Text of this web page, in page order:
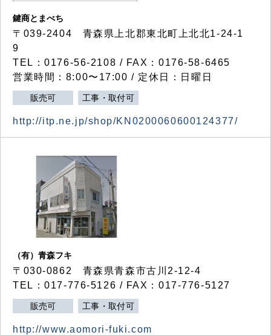
鍵商とまべち
〒039-2404 青森県上北郡東北町上北北1-24-1
9
TEL：0176-56-2108 / FAX：0176-58-6465
営業時間：8:00〜17:00 / 定休日：日曜日
販売可 工事・取付可
http://itp.ne.jp/shop/KN0200060600124377/
（有）青森フキ
〒030-0862 青森県青森市古川2-12-4
TEL：017-776-5126 / FAX：017-776-5127
販売可 工事・取付可
http://www.aomori-fuki.com